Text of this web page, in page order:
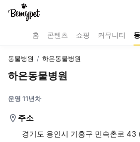
홈 콘텐츠 쇼핑 커뮤니티
동물병원 / 하은동물병원
하은동물병원
운영 11년차
주소
경기도 용인시 기흥구 민속촌로 43